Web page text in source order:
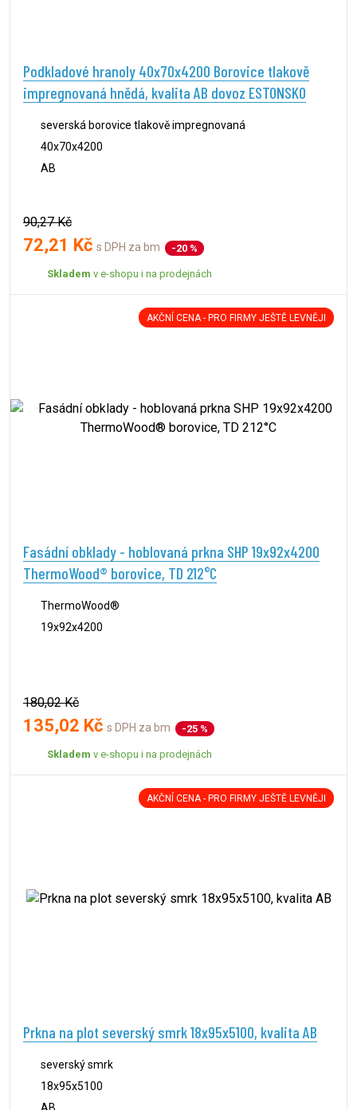
Podkladové hranoly 40x70x4200 Borovice tlakově
impregnovaná hnědá, kvalita AB dovoz ESTONSKO
severská borovice tlakově impregnovaná
40x70x4200
AB
90,27 Kč
72,21 Kč s DPH za bm -20 %
Skladem v e-shopu i na prodejnách
AKČNÍ CENA - PRO FIRMY JEŠTĚ LEVNĚJI
Fasádní obklady - hoblovaná prkna SHP 19x92x4200
ThermoWood® borovice, TD 212°C
ThermoWood®
19x92x4200
180,02 Kč
135,02 Kč s DPH za bm -25 %
Skladem v e-shopu i na prodejnách
AKČNÍ CENA - PRO FIRMY JEŠTĚ LEVNĚJI
Prkna na plot severský smrk 18x95x5100, kvalita AB
severský smrk
18x95x5100